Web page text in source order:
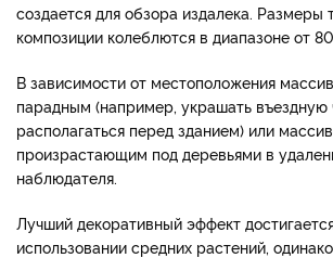
создается для обзора издалека. Размеры
композиции колеблются в диапазоне от
В зависимости от местоположения
парадным (например, украшать въездную
располагаться перед зданием) или
произрастающим под деревьями в
наблюдателя.
Лучший декоративный эффект
использовании средних растений,